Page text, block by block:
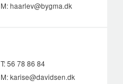
M:haarlev@bygma.dk
T:56 78 86 84
M:karise@davidsen.dk